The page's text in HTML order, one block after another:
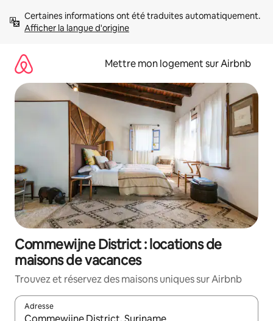
directement
Afficher la langue d'origine
Mettre mon logement sur Airbnb
Commewijne District : locations de
maisons de vacances
Trouvez et réservez des maisons uniques sur Airbnb
Adresse
Lorsque les résultats s'affichent, utilisez les flèches vers le